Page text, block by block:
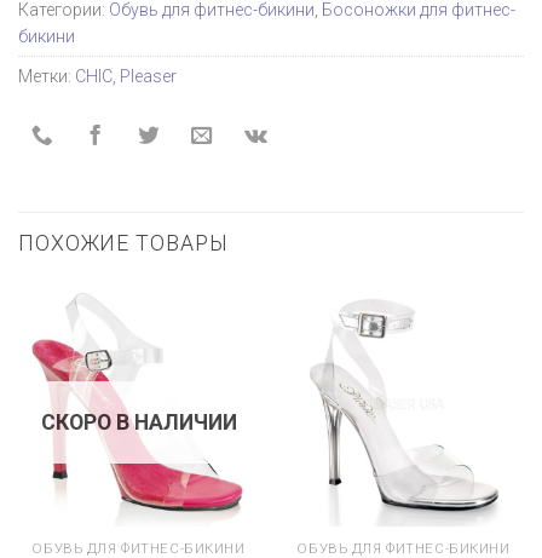
Категории: Обувь для фитнес-бикини, Босоножки для фитнес-
бикини
Метки: CHIC, Pleaser
ПОХОЖИЕ ТОВАРЫ
СКОРО В НАЛИЧИИ
ОБУВЬ ДЛЯ ФИТНЕС-БИКИНИ ОБУВЬ ДЛЯ ФИТНЕС-БИКИНИ